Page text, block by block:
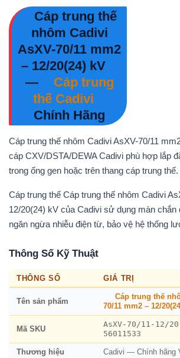
Cáp trung thế
nhôm Cadivi
AsXV-70/11 mm2
– 12/20(24) kV
—
Cáp trung
thế Cadivi
Chính Hãng
Cáp trung thế nhôm Cadivi AsXV-70/11
cáp CXV/DSTA/DEWA Cadivi phù hợp lắp
trong ống gen hoặc trên thang cáp trung thế.
Cáp trung thế Cáp trung thế nhôm Cadivi
12/20(24) kV của Cadivi sử dụng màn
ngăn ngừa nhiễu điện từ, bảo vệ hệ thống
Thông Số Kỹ Thuật
THÔNG SỐ GIÁ TRỊ
Tên sản phẩm
Cáp trung thế
70/11 mm2 – 12/
Mã SKU
AsXV-70/11-12/
56011533
Thương hiệu Cadivi — Chính hãng